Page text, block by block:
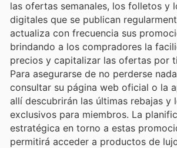
las ofertas semanales, los folletos y
digitales que se publican
actualiza con frecuencia sus
brindando a los compradores la
precios y capitalizar las ofertas por
Para asegurarse de no perderse
consultar su página web oficial o la
allí descubrirán las últimas rebajas y
exclusivos para miembros. La
estratégica en torno a estas
permitirá acceder a productos de